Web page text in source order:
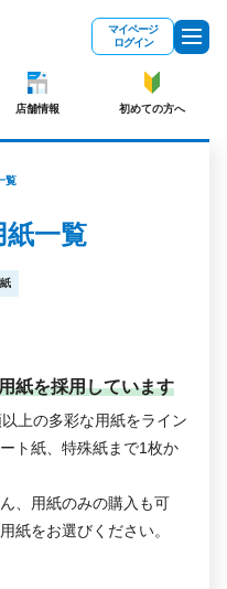
マイページ
ログイン
店舗情報 初めての方へ
覧
紙一覧
紙を採用しています
上の多彩な用紙をライン
ト紙、特殊紙まで1枚か
、用紙のみの購入も可
紙をお選びください。